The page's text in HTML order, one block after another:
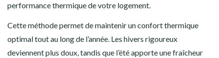
performance thermique de votre logement.
Cette méthode permet de maintenir un confort thermique
optimal tout au long de l’année. Les hivers rigoureux
deviennent plus doux, tandis que l’été apporte une fraîcheur